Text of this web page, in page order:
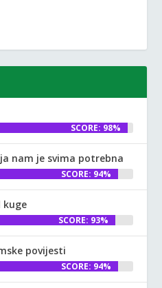
SCORE: 98%
nam je svima potrebna
SCORE: 94%
kuge
SCORE: 93%
povijesti
SCORE: 94%